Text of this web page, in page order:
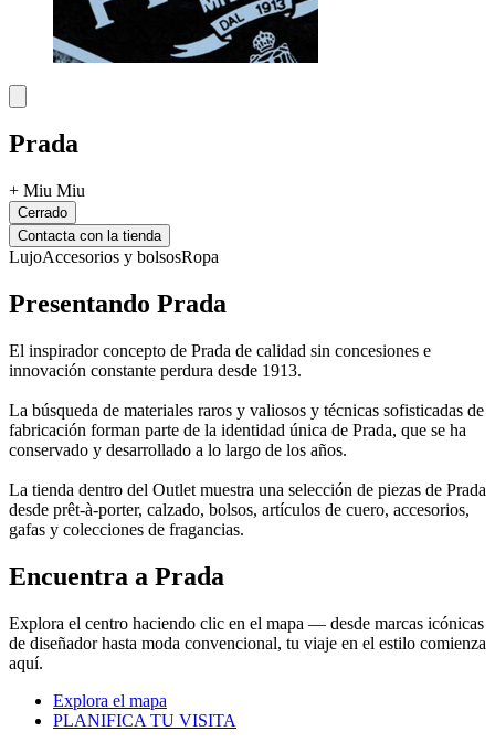
Prada
+ Miu Miu
Cerrado
Contacta con la tienda
LujoAccesorios y bolsosRopa
Presentando Prada
El inspirador concepto de Prada de calidad sin concesiones e
innovación constante perdura desde 1913.
La búsqueda de materiales raros y valiosos y técnicas sofisticadas de
fabricación forman parte de la identidad única de Prada, que se ha
conservado y desarrollado a lo largo de los años.
La tienda dentro del Outlet muestra una selección de piezas de Prada
desde prêt-à-porter, calzado, bolsos, artículos de cuero, accesorios,
gafas y colecciones de fragancias.
Encuentra a Prada
Explora el centro haciendo clic en el mapa — desde marcas icónicas
de diseñador hasta moda convencional, tu viaje en el estilo comienza
aquí.
Explora el mapa
PLANIFICA TU VISITA